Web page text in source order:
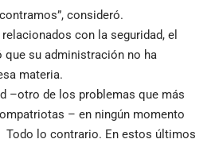
consideró.
con la seguridad, el
que su administración no ha
materia.
–otro de los problemas que más
– en ningún momento
Todo lo contrario. En estos últimos